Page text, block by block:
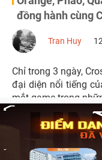
Orange, Pháo,
đồng hành cùng
nhân vật huyền
Chỉ trong 3 ngày,
đại diện nổi tiếng
mắt game